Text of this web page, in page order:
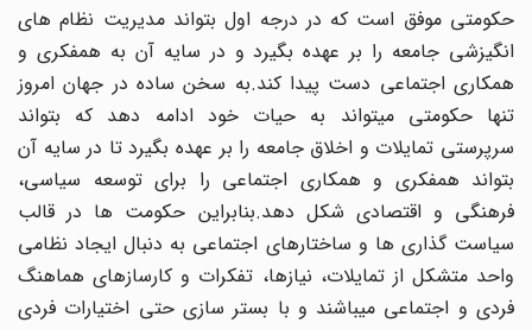
حکومتی موفق است که در درجه اول بتواند مدیریت نظام های
انگیزشی جامعه را بر عهده بگیرد و در سایه آن به همفکری و
همکاری اجتماعی دست پیدا کند.به سخن ساده در جهان امروز
تنها حکومتی میتواند به حیات خود ادامه دهد که بتواند
سرپرستی تمایلات و اخلاق جامعه را بر عهده بگیرد تا در سایه آن
بتواند همفکری و همکاری اجتماعی را برای توسعه سیاسی،
فرهنگی و اقتصادی شکل دهد.بنابراین حکومت ها در قالب
سیاست گذاری ها و ساختارهای اجتماعی به دنبال ایجاد نظامی
واحد متشکل از تمایلات، نیازها، تفکرات و کارسازهای هماهنگ
فردی و اجتماعی میباشند و با بستر سازی حتی اختیارات فردی